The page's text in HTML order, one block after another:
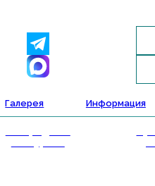
Галерея Информация